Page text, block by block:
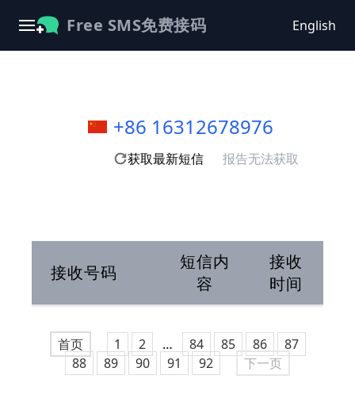
Free SMS免费接码 English
+86 16312678976
获取最新短信 报告无法获取
接收号码
短信内
容
接收
时间
首页 1 2 … 84 85 86
87
88
89 90 91 92 下一页